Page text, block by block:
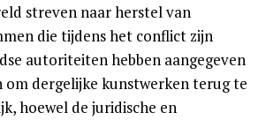
streven naar herstel van
die tijdens het conflict zijn
autoriteiten hebben aangegeven
om dergelijke kunstwerken terug te
hoewel de juridische en